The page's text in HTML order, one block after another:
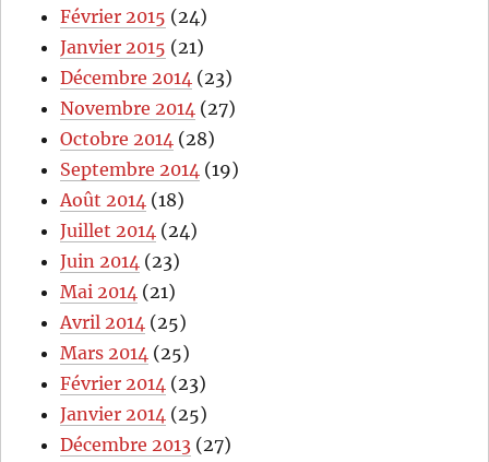
Février 2015 (24)
Janvier 2015 (21)
Décembre 2014 (23)
Novembre 2014 (27)
Octobre 2014 (28)
Septembre 2014 (19)
Août 2014 (18)
Juillet 2014 (24)
Juin 2014 (23)
Mai 2014 (21)
Avril 2014 (25)
Mars 2014 (25)
Février 2014 (23)
Janvier 2014 (25)
Décembre 2013 (27)